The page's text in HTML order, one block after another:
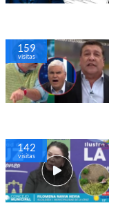
159
visitas
142
visitas